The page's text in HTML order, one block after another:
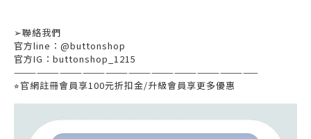
➢聯絡我們
官方line ： @buttonshop
官方IG ： buttonshop_1215
————————————————————————————————
⭐︎官網註冊會員享100元折扣金/升級會員享更多優惠